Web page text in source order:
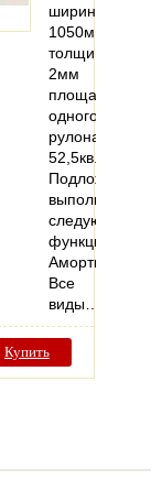
ширина:
1050мм
толщина:
2мм
площадь
одного
рулона:
52,5кв.м
Подложка
выполняет
следующие
функции:
Все
виды…
Купить